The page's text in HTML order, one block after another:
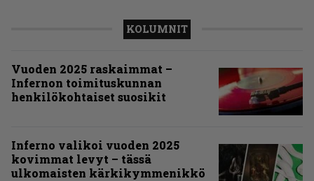
KOLUMNIT
Vuoden 2025 raskaimmat –
Infernon toimituskunnan
henkilökohtaiset suosikit
Inferno valikoi vuoden 2025
kovimmat levyt – tässä
ulkomaisten kärkikymmenikkö